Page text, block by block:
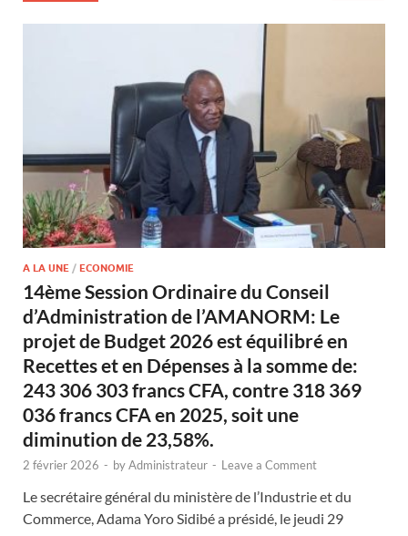
A LA UNE / ECONOMIE
14ème Session Ordinaire du Conseil
d’Administration de l’AMANORM: Le
projet de Budget 2026 est équilibré en
Recettes et en Dépenses à la somme de:
243 306 303 francs CFA, contre 318 369
036 francs CFA en 2025, soit une
diminution de 23,58%.
2 février 2026 - byAdministrateur - Leave a Comment
Le secrétaire général du ministère de l’Industrie et du
Commerce, Adama Yoro Sidibé a présidé, le jeudi 29